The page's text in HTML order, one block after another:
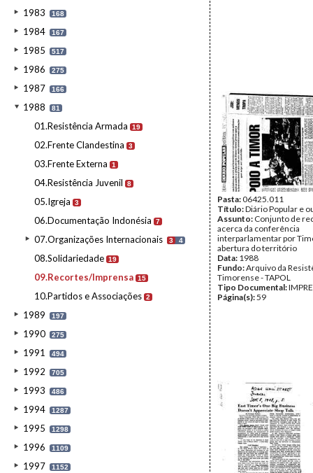
1983 168
1984 167
1985 517
1986 275
1987 166
1988 81
01.Resistência Armada 19
02.Frente Clandestina 3
03.Frente Externa 1
04.Resistência Juvenil 8
05.Igreja 3
06.Documentação Indonésia 7
07.Organizações Internacionais 3 4
08.Solidariedade 19
09.Recortes/Imprensa 15
10.Partidos e Associações 2
1989 197
1990 275
1991 494
1992 705
1993 486
1994 1287
1995 1298
1996 1109
1997 1152
Pasta:06425.011
Título:Diário Popular e
Assunto: Conjunto de
acerca da conferência
interparlamentar por
abertura do território
Data: 1988
Fundo:Arquivo da
Timorense - TAPOL
Tipo Documental:
Página(s):59